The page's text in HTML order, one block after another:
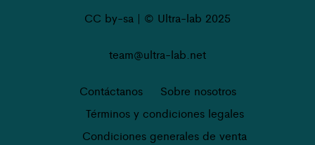
CC by-sa | © Ultra-lab 2025
team@ultra-lab.net
Contáctanos
Sobre nosotros
Términos y condiciones legales
Condiciones generales de venta